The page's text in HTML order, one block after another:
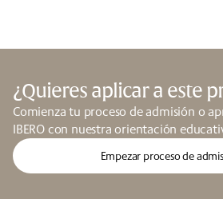
¿Quieres aplicar a este
Comienza tu proceso de admisión o
IBERO con nuestra orientación
Empezar proceso de